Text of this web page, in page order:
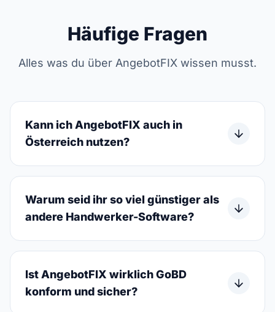
Häufige Fragen
Alles was du über AngebotFIX wissen musst.
Kann ich AngebotFIX auch in
Österreich nutzen?
Warum seid ihr so viel günstiger als
andere Handwerker-Software?
Ist AngebotFIX wirklich GoBD
konform und sicher?